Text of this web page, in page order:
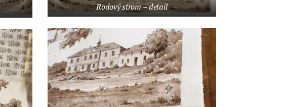
Rodový strom – detail